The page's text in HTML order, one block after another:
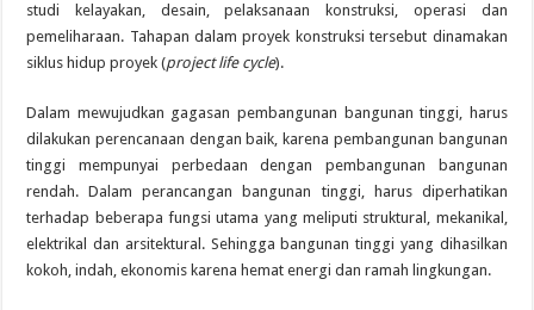
studi kelayakan, desain, pelaksanaan konstruksi, operasi dan
pemeliharaan. Tahapan dalam proyek konstruksi tersebut dinamakan
siklus hidup proyek (project life cycle).
Dalam mewujudkan gagasan pembangunan bangunan tinggi, harus
dilakukan perencanaan dengan baik, karena pembangunan bangunan
tinggi mempunyai perbedaan dengan pembangunan bangunan
rendah. Dalam perancangan bangunan tinggi, harus diperhatikan
terhadap beberapa fungsi utama yang meliputi struktural, mekanikal,
elektrikal dan arsitektural. Sehingga bangunan tinggi yang dihasilkan
kokoh, indah, ekonomis karena hemat energi dan ramah lingkungan.